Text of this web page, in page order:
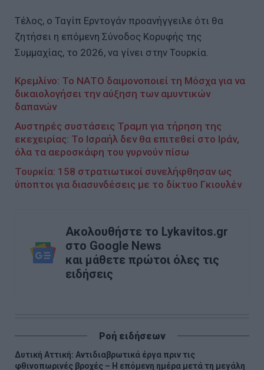
Τέλος, ο Ταγίπ Ερντογάν προανήγγειλε ότι θα
ζητήσει η επόμενη Σύνοδος Κορυφής της
Συμμαχίας, το 2026, να γίνει στην Τουρκία.
Κρεμλίνο: Το ΝΑΤΟ δαιμονοποιεί τη Μόσχα για να
δικαιολογήσει την αύξηση των αμυντικών
δαπανών
Αυστηρές συστάσεις Τραμπ για τήρηση της
εκεχειρίας: Το Ισραήλ δεν θα επιτεθεί στο Ιράν,
όλα τα αεροσκάφη του γυρνούν πίσω
Τουρκία: 158 στρατιωτικοί συνελήφθησαν ως
ύποπτοι για διασυνδέσεις με το δίκτυο Γκιουλέν
Ακολουθήστε το Lykavitos.gr
στο Google News
και μάθετε πρώτοι όλες τις
ειδήσεις
Ροή ειδήσεων
Δυτική Αττική: Αντιδιαβρωτικά έργα πριν τις
φθινοπωρινές βροχές – Η επόμενη ημέρα μετά τη μεγάλη